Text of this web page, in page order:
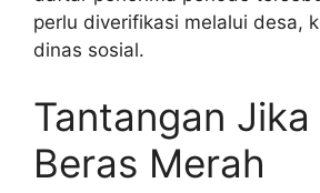
perlu diverifikasi melalui desa,
dinas sosial.
Tantangan
Beras Merah